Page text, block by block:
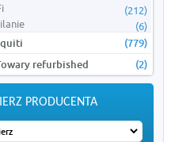
(212)
(6)
(779)
refurbished
(2)
PRODUCENTA